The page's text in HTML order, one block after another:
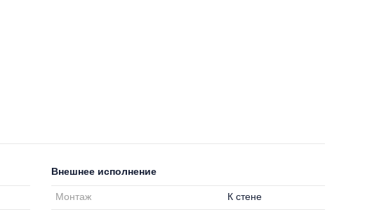
Внешнее исполнение
Монтаж К стене